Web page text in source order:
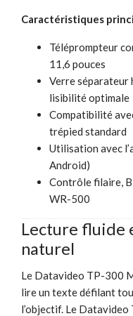
Caractéristiques
Téléprompteur
11,6 pouces
Verre séparateur
lisibilité optimale
Compatibilité
trépied standard
Utilisation avec
Android)
Contrôle filaire,
WR-500
Lecture fluide
naturel
Le Datavideo TP-300
lire un texte défilant
l’objectif. Le